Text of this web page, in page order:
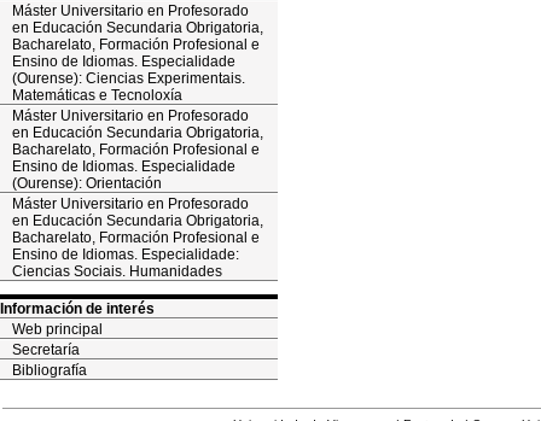
Máster Universitario en Profesorado
en Educación Secundaria Obrigatoria,
Bacharelato, Formación Profesional e
Ensino de Idiomas. Especialidade
(Ourense): Ciencias Experimentais.
Matemáticas e Tecnoloxía
Máster Universitario en Profesorado
en Educación Secundaria Obrigatoria,
Bacharelato, Formación Profesional e
Ensino de Idiomas. Especialidade
(Ourense): Orientación
Máster Universitario en Profesorado
en Educación Secundaria Obrigatoria,
Bacharelato, Formación Profesional e
Ensino de Idiomas. Especialidade:
Ciencias Sociais. Humanidades
Información de interés
Web principal
Secretaría
Bibliografía